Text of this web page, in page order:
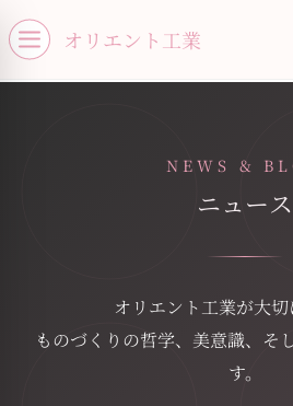
Open menu
オリエント工業
menu
NEWS &
ニュース
オリエント工業が大
ものづくりの哲学、美意識、そ
す。